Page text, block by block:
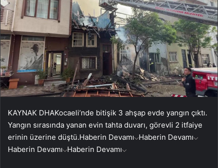
KAYNAK DHAKocaeli’nde bitişik 3 ahşap evde yangın çıktı.
Yangın sırasında yanan evin tahta duvarı, görevli 2 itfaiye
erinin üzerine düştü.Haberin Devamı Haberin Devamı
Haberin Devamı Haberin Devamı